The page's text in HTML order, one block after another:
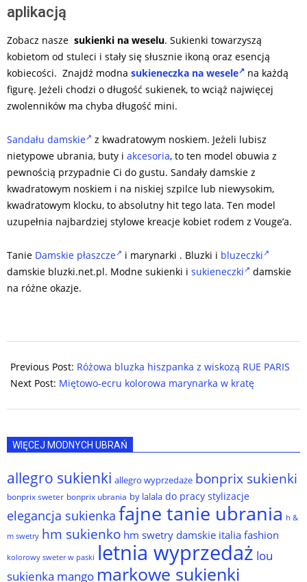
aplikacją
Zobacz nasze sukienki na weselu. Sukienki towarzyszą
kobietom od stuleci i stały się słusznie ikoną oraz esencją
kobiecości. Znajdź modna sukieneczka na wesele
na każdą
figurę. Jeżeli chodzi o długość sukienek, to wciąż najwięcej
zwolenników ma chyba długość mini.
Sandału damskie
z kwadratowym noskiem. Jeżeli lubisz
nietypowe ubrania, buty i akcesoria, to ten model obuwia z
pewnością przypadnie Ci do gustu. Sandały damskie z
kwadratowym noskiem i na niskiej szpilce lub niewysokim,
kwadratowym klocku, to absolutny hit tego lata. Ten model
uzupełnia najbardziej stylowe kreacje kobiet rodem z Vouge’a.
Tanie Damskie płaszcze i marynarki . Bluzki i bluzeczki
damskie bluzki.net.pl. Modne sukienki i sukieneczki
damskie
na różne okazje.
06-
29
Previous Post: Różowa bluzka hiszpanka z wiskozą RUE PARIS
Next Post: Miętowo-ecru kolorowa marynarka w kratę
WIĘCEJ MODNYCH UBRAŃ
allegro sukienki allegro wyprzedaże bonprix sukienki
bonprix sweter bonprix ubrania by lalala do pracy stylizacje
elegancja sukienka fajne tanie ubrania h &
m swetry hm sukienko hm swetry damskie italia fashion
kolorowy sweter w paski letnia wyprzedaż lou
sukienka mango markowe sukienki